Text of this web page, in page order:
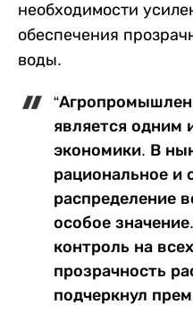
необходимости
обеспечения
воды.
является одним
экономики. В
рациональное и
распределение
особое
контроль на
прозрачность
подчеркнул